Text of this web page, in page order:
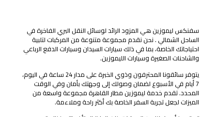
سفنكس ليموزين هي المزود الرائد لوسائل النقل البري الفاخرة في
الساحل الشمالي . نحن نقدم مجموعة متنوعة من المركبات لتلبية
احتياجاتك الخاصة، بما في ذلك سيارات السيدان وسيارات الدفع الرباعي
والشاحنات الصغيرة وسيارات الليموزين.
يتوفر سائقونا المحترفون وذوي الخبرة على مدار 24 ساعة في اليوم،
7 أيام في الأسبوع لضمان وصولك إلى وجهتك بأمان وفي الوقت
المحدد. تقدم خدمة ليموزين مطار القاهرة مجموعة واسعة من
الميزات لجعل تجربة السفر الخاصة بك أكثر راحة وملاءمة.